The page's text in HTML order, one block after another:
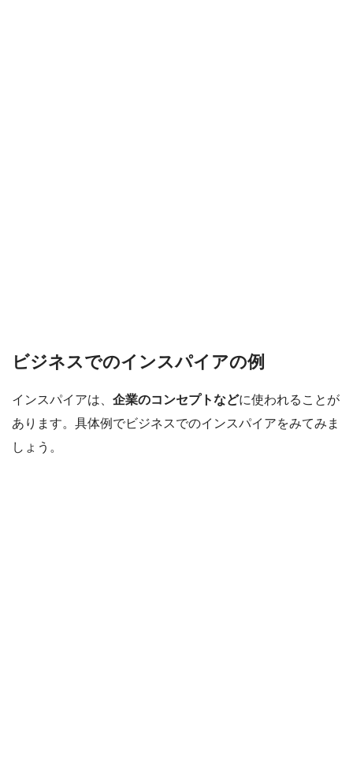
ビジネスでのインスパイアの例
インスパイアは、 企業のコンセプトなどに使われることが
あります。具体例でビジネスでのインスパイアをみてみま
しょう。